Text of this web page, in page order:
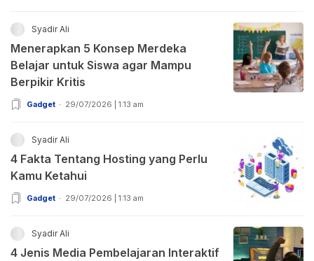
Syadir Ali
Menerapkan 5 Konsep Merdeka
Belajar untuk Siswa agar Mampu
Berpikir Kritis
Gadget 29/07/2026 | 1:13 am
Syadir Ali
4 Fakta Tentang Hosting yang Perlu
Kamu Ketahui
Gadget 29/07/2026 | 1:13 am
Syadir Ali
4 Jenis Media Pembelajaran Interaktif